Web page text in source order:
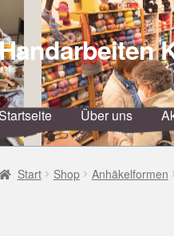
Über uns
Start Shop Anhäkelformen